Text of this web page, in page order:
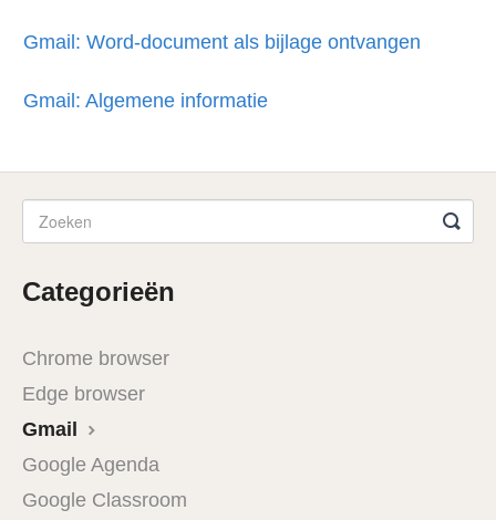
Gmail: Word-document als bijlage ontvangen
Gmail: Algemene informatie
Categorieën
Chrome browser
Edge browser
Gmail
Google Agenda
Google Classroom